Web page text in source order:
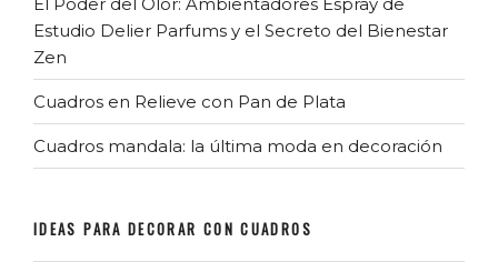
Estudio Delier Parfums y el Secreto del Bienestar
Zen
Cuadros en Relieve con Pan de Plata
Cuadros mandala: la última moda en decoración
IDEAS PARA DECORAR CON CUADROS